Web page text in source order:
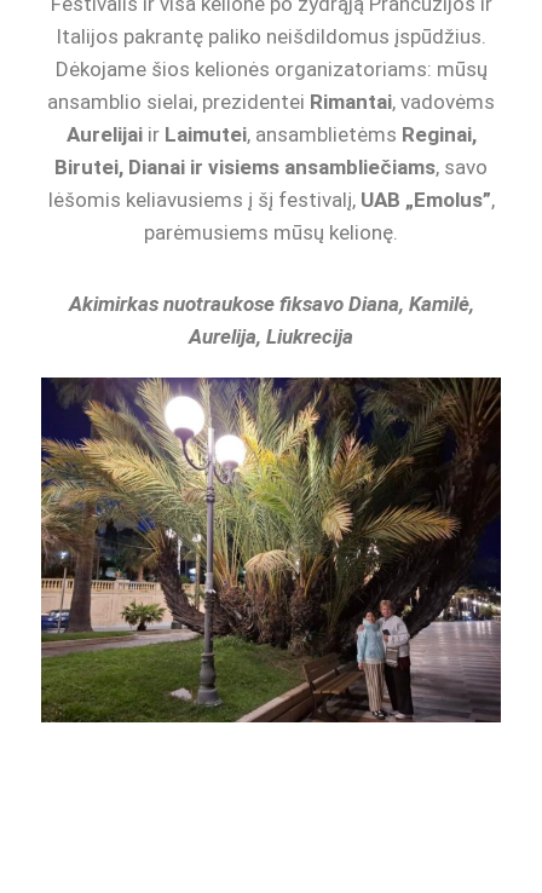
Italijos pakrantę paliko neišdildomus įspūdžius.
Dėkojame šios kelionės organizatoriams: mūsų
ansamblio sielai, prezidentei Rimantai, vadovėms
Aurelijai irLaimutei, ansamblietėms Reginai,
Birutei, Dianai ir visiems ansambliečiams, savo
lėšomis keliavusiems į šį festivalį, UAB „Emolus”,
parėmusiems mūsų kelionę.
Akimirkas nuotraukose fiksavo Diana, Kamilė,
Aurelija, Liukrecija